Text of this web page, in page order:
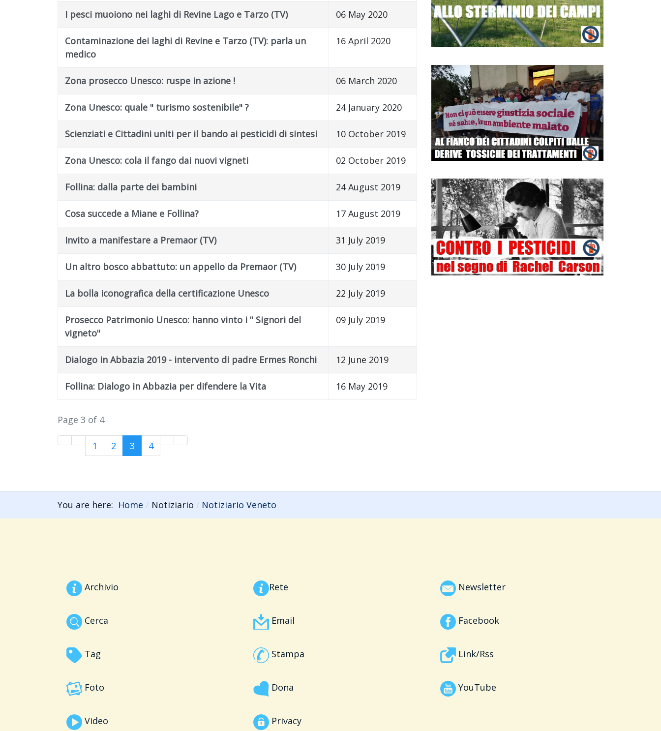
I pesci muoiono nei laghi di Revine Lago e Tarzo (TV) 06 May 2020
Contaminazione dei laghi di Revine e Tarzo (TV): parla un
medico
16 April 2020
Zona prosecco Unesco: ruspe in azione ! 06 March 2020
Zona Unesco: quale " turismo sostenibile" ? 24 January 2020
Scienziati e Cittadini uniti per il bando ai pesticidi di sintesi 10 October 2019
Zona Unesco: cola il fango dai nuovi vigneti 02 October 2019
Follina: dalla parte dei bambini 24 August 2019
Cosa succede a Miane e Follina? 17 August 2019
Invito a manifestare a Premaor (TV) 31 July 2019
Un altro bosco abbattuto: un appello da Premaor (TV) 30 July 2019
La bolla iconografica della certificazione Unesco 22 July 2019
Prosecco Patrimonio Unesco: hanno vinto i " Signori del
vigneto"
09 July 2019
Dialogo in Abbazia 2019 - intervento di padre Ermes Ronchi 12 June 2019
Follina: Dialogo in Abbazia per difendere la Vita 16 May 2019
Page 3 of 4
1 2 3 4
You are here: Home Notiziario Notiziario Veneto
Archivio
Cerca
Tag
Foto
Video
Rete
Email
Stampa
Dona
Privacy
Newsletter
Facebook
Link/Rss
YouTube